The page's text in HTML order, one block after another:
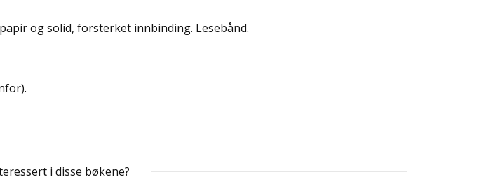
og solid, forsterket innbinding. Lesebånd.
i disse bøkene?